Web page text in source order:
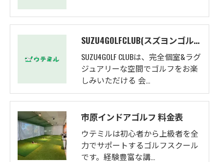
SUZU4GOLFCLUB(スズヨンゴルフクラブ)料金表
SUZU4GOLF CLUBは、完全個室&ラグ
ジュアリーな空間でゴルフをお楽
しみいただける 会…
市原インドアゴルフ 料金表
ウテミルは初心者から上級者を全
力でサポートするゴルフスクール
です。経験豊富な講…